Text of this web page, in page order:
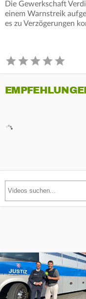
Die Gewerkschaft
einem Warnstreik
es zu Verzögerungen